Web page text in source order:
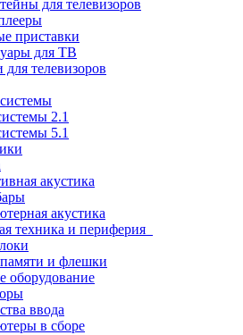
для телевизоров
приставки
для ТВ
телевизоров
2.1
5.1
акустика
акустика
техника и периферия
и флешки
оборудование
ввода
в сборе